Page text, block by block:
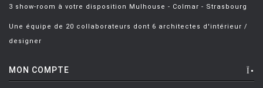
3 show-room à votre disposition Mulhouse - Colmar - Strasbourg
Une équipe de 20 collaborateurs dont 6 architectes d'intérieur /
designer
MON COMPTE